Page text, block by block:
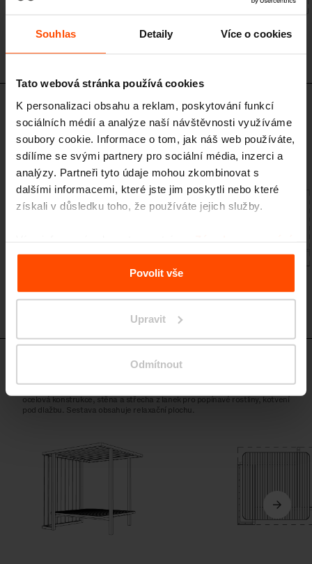
Souhlas Detaily Více o cookies
Tato webová stránka používá cookies
K personalizaci obsahu a reklam, poskytování funkcí
sociálních médií a analýze naší návštěvnosti využíváme
soubory cookie. Informace o tom, jak náš web používáte,
sdílíme se svými partnery pro sociální média, inzerci a
analýzy. Partneři tyto údaje mohou zkombinovat s
dalšími informacemi, které jste jim poskytli nebo které
získali v důsledku toho, že používáte jejich služby.
osobních údajů.
Povolit vše
Upravit
Odmítnout
CUB154
Venkovní altán
ocelová konstrukce, stěna z dřevěné treláže, střecha z kompozitních
panelů, kotvení pod dlažbu. Sestava obsahuje relaxační plochu.
Venkovní altán
ocelová konstrukce, stěna a střecha z lanek pro popínavé rostliny, kotvení
pod dlažbu. Sestava obsahuje relaxační plochu.